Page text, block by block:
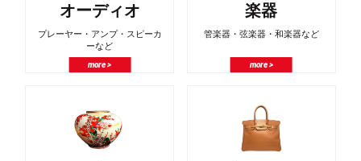
オーディオ
プレーヤー・アンプ・スピーカ
ーなど
more >
楽器
管楽器・弦楽器・和楽器など
more >